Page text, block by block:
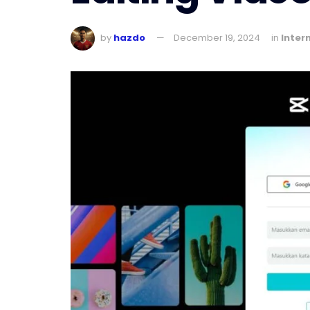
by hazdo December 19, 2024 in